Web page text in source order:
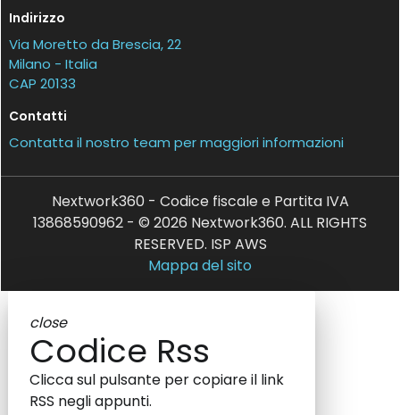
Indirizzo
Via Moretto da Brescia, 22
Milano - Italia
CAP 20133
Contatti
Contatta il nostro team per maggiori informazioni
Nextwork360 - Codice fiscale e Partita IVA
13868590962 - © 2026 Nextwork360. ALL RIGHTS
RESERVED. ISP AWS
Mappa del sito
close
Codice Rss
Clicca sul pulsante per copiare il link
RSS negli appunti.